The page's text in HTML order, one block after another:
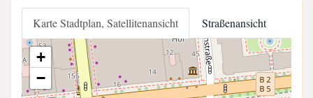
Karte Stadtplan, Satellitenansicht Straßenansicht
+
−